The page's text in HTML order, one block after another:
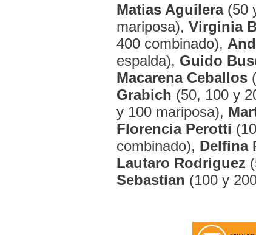
Matias Aguilera(50
mariposa), Virginia
400 combinado),
espalda), Guido
Macarena Ceballos
Grabich (50, 100 y
y 100 mariposa),
Florencia Perotti
combinado), Delfina
Lautaro Rodriguez
Sebastian (100 y